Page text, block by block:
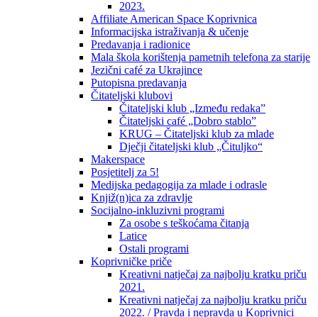
2023.
Affiliate American Space Koprivnica
Informacijska istraživanja & učenje
Predavanja i radionice
Mala škola korištenja pametnih telefona za starije
Jezični café za Ukrajince
Putopisna predavanja
Čitateljski klubovi
Čitateljski klub „Između redaka”
Čitateljski café „Dobro stablo”
KRUG – Čitateljski klub za mlade
Dječji čitateljski klub „Čituljko“
Makerspace
Posjetitelj za 5!
Medijska pedagogija za mlade i odrasle
Knjiž(n)ica za zdravlje
Socijalno-inkluzivni programi
Za osobe s teškoćama čitanja
Latice
Ostali programi
Koprivničke priče
Kreativni natječaj za najbolju kratku priču
2021.
Kreativni natječaj za najbolju kratku priču
2022. / Pravda i nepravda u Koprivnici